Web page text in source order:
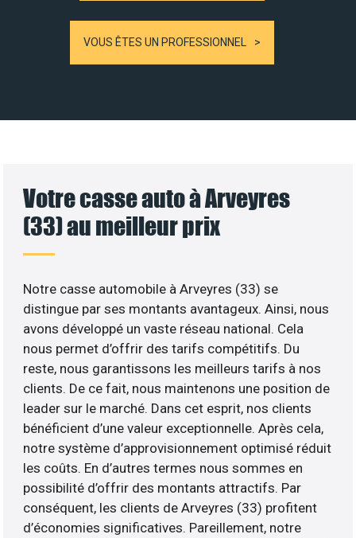
VOUS ÊTES UN PROFESSIONNEL
Votre casse auto à Arveyres
(33) au meilleur prix
Notre casse automobile à Arveyres (33) se
distingue par ses montants avantageux. Ainsi, nous
avons développé un vaste réseau national. Cela
nous permet d’offrir des tarifs compétitifs. Du
reste, nous garantissons les meilleurs tarifs à nos
clients. De ce fait, nous maintenons une position de
leader sur le marché. Dans cet esprit, nos clients
bénéficient d’une valeur exceptionnelle. Après cela,
notre système d’approvisionnement optimisé réduit
les coûts. En d’autres termes nous sommes en
possibilité d’offrir des montants attractifs. Par
conséquent, les clients de Arveyres (33) profitent
d’économies significatives. Pareillement, notre